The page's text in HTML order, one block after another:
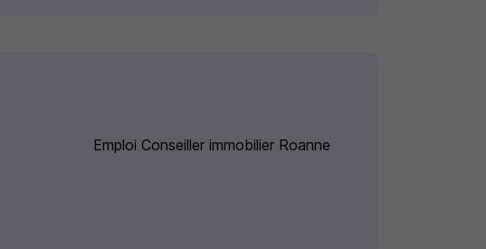
Emploi Conseiller immobilier Roanne